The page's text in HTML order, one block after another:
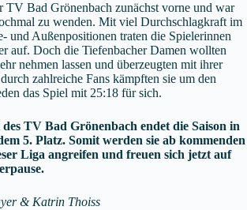
TV Bad Grönenbach zunächst vorne und war
zu wenden. Mit viel Durchschlagkraft im
und Außenpositionen traten die Spielerinnen
auf. Doch die Tiefenbacher Damen wollten
nehmen lassen und überzeugten mit ihrer
zahlreiche Fans kämpften sie um den
das Spiel mit 25:18 für sich.
TV Bad Grönenbach endet die Saison in
5. Platz. Somit werden sie ab kommenden
Liga angreifen und freuen sich jetzt auf
& Katrin Thoiss